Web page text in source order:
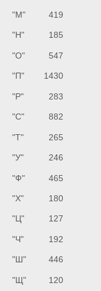
"М" 419
"Н" 185
"О" 547
"П" 1430
"Р" 283
"С" 882
"Т" 265
"У" 246
"Ф" 465
"Х" 180
"Ц" 127
"Ч" 192
"Ш" 446
"Щ" 120